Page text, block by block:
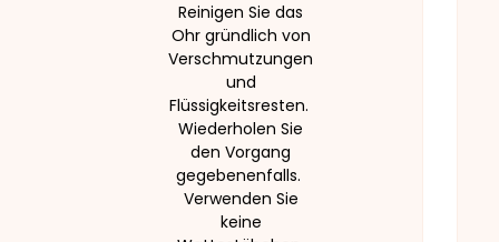
Reinigen Sie das
Ohr gründlich von
Verschmutzungen
und
Flüssigkeitsresten.
Wiederholen Sie
den Vorgang
gegebenenfalls.
Verwenden Sie
keine